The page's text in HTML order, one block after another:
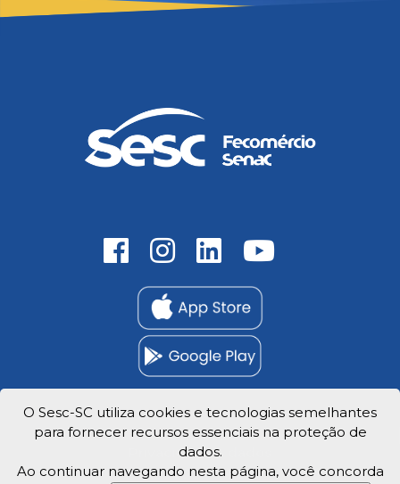
Trabalhe Conosco
Privacidade e dados
O Sesc-SC utiliza cookies e tecnologias semelhantes
para fornecer recursos essenciais na proteção de
dados.
Ao continuar navegando nesta página, você concorda